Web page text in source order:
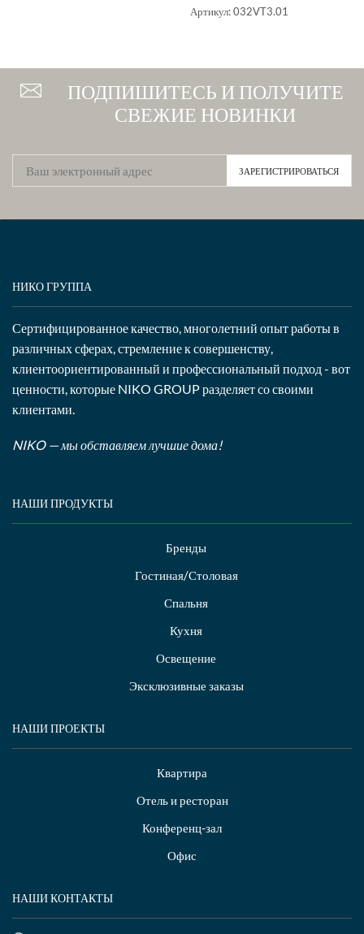
Артикул:032VT3.01
ПОДПИШИТЕСЬ И ПОЛУЧИТЕ
СВЕЖИЕ НОВИНКИ
НИКО ГРУППА
Сертифицированное качество, многолетний опыт работы в
различных сферах, стремление к совершенству,
клиентоориентированный и профессиональный подход - вот
ценности, которые NIKO GROUP разделяет со своими
клиентами.
NIKO — мы обставляем лучшие дома!
НАШИ ПРОДУКТЫ
Бренды
Гостиная/Столовая
Спальня
Кухня
Освещение
Эксклюзивные заказы
НАШИ ПРОЕКТЫ
Квартира
Отель и ресторан
Конференц-зал
Офис
НАШИ КОНТАКТЫ